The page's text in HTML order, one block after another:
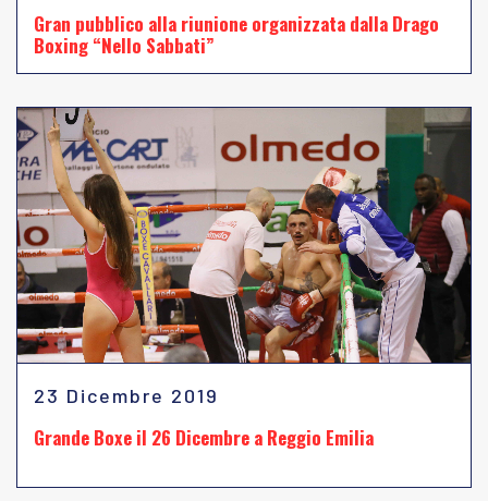
Gran pubblico alla riunione organizzata dalla Drago
Boxing “Nello Sabbati”
23 Dicembre 2019
Grande Boxe il 26 Dicembre a Reggio Emilia